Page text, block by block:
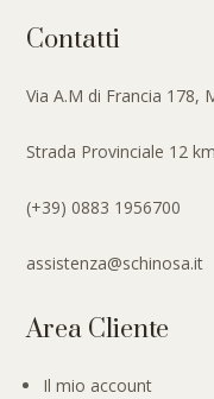
Contatti
Via A.M di Francia 178,
Strada Provinciale 12
(+39) 0883 1956700
assistenza@schinosa.it
Area Cliente
Il mio account